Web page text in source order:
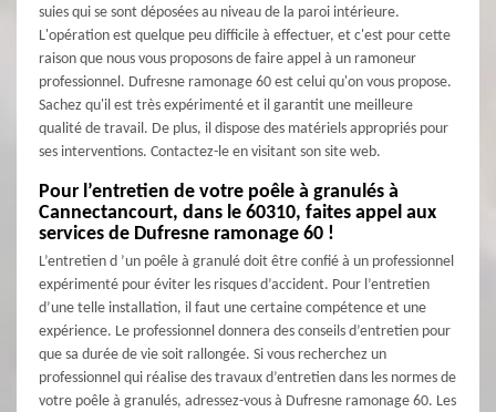
suies qui se sont déposées au niveau de la paroi intérieure.
L'opération est quelque peu difficile à effectuer, et c'est pour cette
raison que nous vous proposons de faire appel à un ramoneur
professionnel. Dufresne ramonage 60 est celui qu'on vous propose.
Sachez qu'il est très expérimenté et il garantit une meilleure
qualité de travail. De plus, il dispose des matériels appropriés pour
ses interventions. Contactez-le en visitant son site web.
Pour l’entretien de votre poêle à granulés à
Cannectancourt, dans le 60310, faites appel aux
services de Dufresne ramonage 60 !
L’entretien d ’un poêle à granulé doit être confié à un professionnel
expérimenté pour éviter les risques d’accident. Pour l’entretien
d’une telle installation, il faut une certaine compétence et une
expérience. Le professionnel donnera des conseils d’entretien pour
que sa durée de vie soit rallongée. Si vous recherchez un
professionnel qui réalise des travaux d’entretien dans les normes de
votre poêle à granulés, adressez-vous à Dufresne ramonage 60. Les